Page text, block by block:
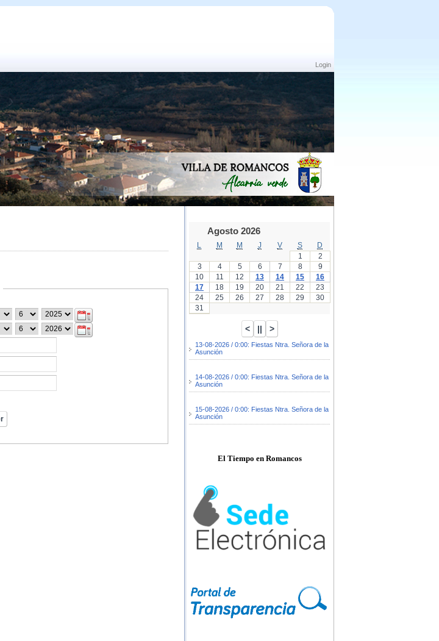
Login
Agosto 2026
M M J V S
D
1
2
3
4 5 6 7 8
9
10
11 12 13 14 15
16
17
18 19 20 21 22
23
24
25 26 27 28 29
30
31
13-08-2026 / 0:00: Fiestas Ntra. Señora de la
Asunción
14-08-2026 / 0:00: Fiestas Ntra. Señora de la
Asunción
15-08-2026 / 0:00: Fiestas Ntra. Señora de la
Asunción
El Tiempo en Romancos